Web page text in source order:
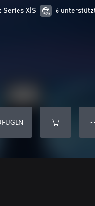
Series X|S 6
●